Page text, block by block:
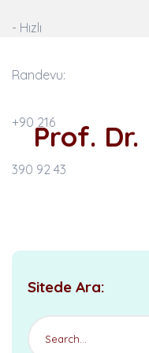
Prof.
Sitede Ara: